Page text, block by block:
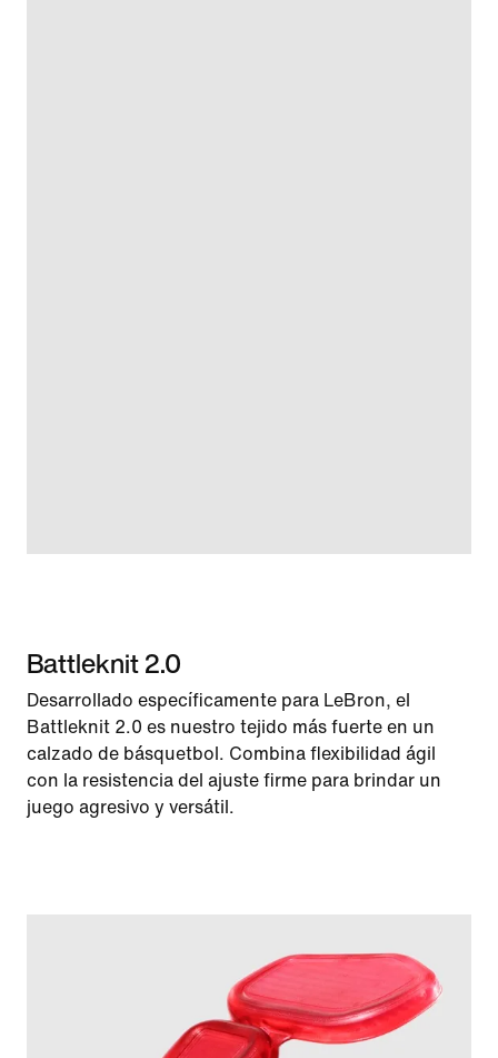
Battleknit 2.0
Desarrollado específicamente para LeBron, el
Battleknit 2.0 es nuestro tejido más fuerte en un
calzado de básquetbol. Combina flexibilidad ágil
con la resistencia del ajuste firme para brindar un
juego agresivo y versátil.